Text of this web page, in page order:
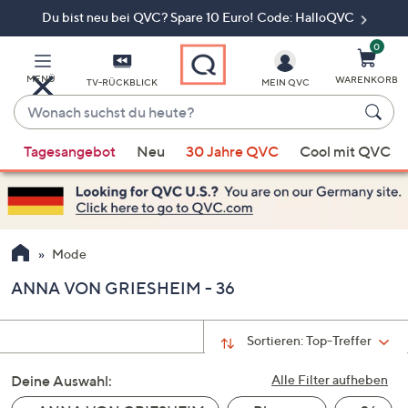
Du bist neu bei QVC? Spare 10 Euro! Code: HalloQVC
MENÜ TV-RÜCKBLICK
Wonach
suchst
du
heute?
Vorschläge
verfügbar
sind,
verwenden
Sie
Pfeiltasten
nach
und
nach
unten
MEIN QVC
0
WARENKORB
Tagesangebot Neu 30 Jahre QVC Cool mit QVC
Mode
ANNA VON GRIESHEIM - 36
Sortieren:Top-Treffer
Alle Filter aufheben
Deine Auswahl: